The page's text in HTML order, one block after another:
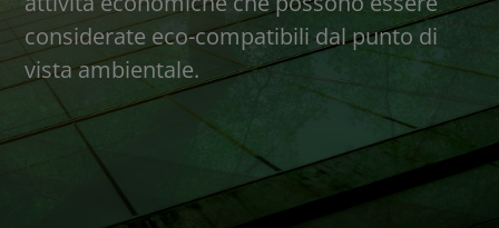
considerate eco-compatibili dal punto di
vista ambientale.